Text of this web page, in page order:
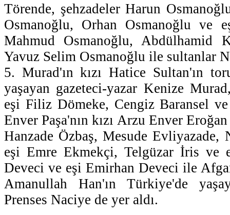
Törende, şehzadeler Harun
Osmanoğlu, Orhan Osmanoğlu ve
Mahmud Osmanoğlu, Abdülhamid
Yavuz Selim Osmanoğlu ile sultanlar
5. Murad'ın kızı Hatice Sultan'ın
yaşayan gazeteci-yazar Kenize
eşi Filiz Dömeke, Cengiz Baransel
Enver Paşa'nın kızı Arzu Enver
Hanzade Özbaş, Mesude Evliyazade,
eşi Emre Ekmekçi, Telgüzar İris ve
Deveci ve eşi Emirhan Deveci ile
Amanullah Han'ın Türkiye'de
Prenses Naciye de yer aldı.